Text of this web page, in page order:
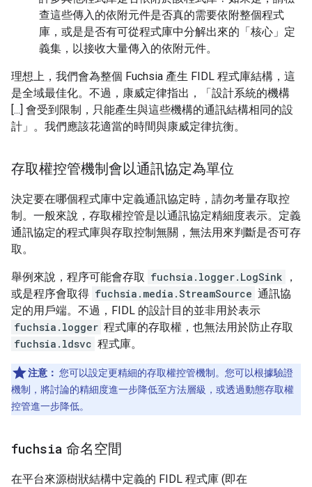
查這些傳入的依附元件是否真的需要依附整個程式
庫，或是是否有可從程式庫中分解出來的「核心」定
義集，以接收大量傳入的依附元件。
理想上，我們會為整個 Fuchsia 產生 FIDL 程式庫結構，這
是全域最佳化。不過，康威定律指出，「設計系統的機構
[...] 會受到限制，只能產生與這些機構的通訊結構相同的設
計」。我們應該花適當的時間與康威定律抗衡。
存取權控管機制會以通訊協定為單位
決定要在哪個程式庫中定義通訊協定時，請勿考量存取控
制。一般來說，存取權控管是以通訊協定精細度表示。定義
通訊協定的程式庫與存取控制無關，無法用來判斷是否可存
取。
舉例來說，程序可能會存取 fuchsia.logger.LogSink
，
或是程序會取得 fuchsia.media.StreamSource 通訊協
定的用戶端。不過，FIDL 的設計目的並非用於表示
fuchsia.logger 程式庫的存取權，也無法用於防止存取
fuchsia.ldsvc 程式庫。
注意： 您可以設定更精細的存取權控管機制。您可以根據驗證
機制，將討論的精細度進一步降低至方法層級，或透過動態存取權
控管進一步降低。
fuchsia 命名空間
在平台來源樹狀結構中定義的 FIDL 程式庫 (即在